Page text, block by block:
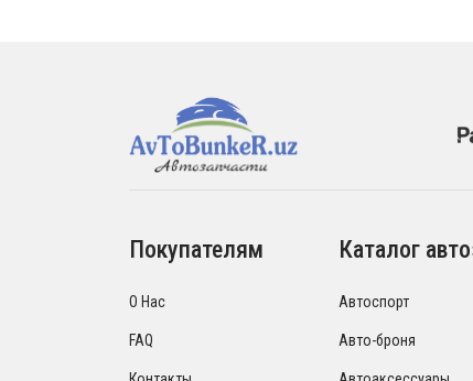
Покупателям
О Нас
FAQ
Каталог
Автоспорт
Авто-броня